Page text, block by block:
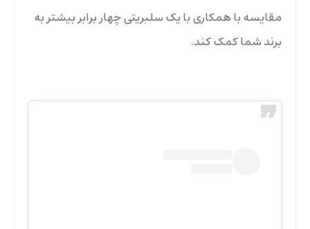
مقایسه با همکاری با یک سلبریتی چهار برابر بیشتر به
برند شما کمک کند.